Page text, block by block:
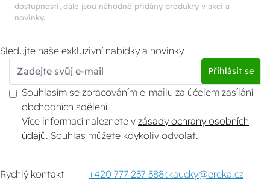
dostupnosti, dále jsou náhodně přidány produkty v akci a
novinky.
Sledujte naše exkluzivní nabídky a novinky
Přihlásit se
Souhlasím se zpracováním e-mailu za účelem zasílání
obchodních sdělení.
Více informací naleznete v zásady ochrany osobních
údajů . Souhlas můžete kdykoliv odvolat.
Rychlý kontakt +420 777 237 388r.kaucky@ereka.cz